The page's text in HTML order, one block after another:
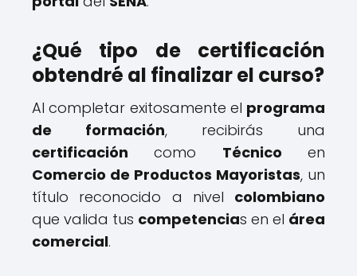
¿Qué tipo de certificación
obtendré al finalizar el curso?
Al completar exitosamente el programa
de formación, recibirás una
certificación como Técnico en
Comercio de Productos Mayoristas, un
título reconocido a nivel colombiano
que valida tus competencias en el área
comercial.